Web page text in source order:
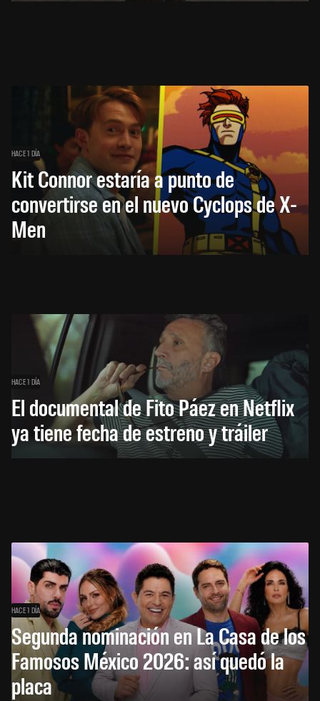
HACE 1 DÍA
Kit Connor estaría a punto de
convertirse en el nuevo Cyclops de X-
Men
HACE 1 DÍA
El documental de Fito Páez en Netflix
ya tiene fecha de estreno y tráiler
HACE 1 DÍA
Segunda nominación en La Casa de los
Famosos México 2026: así quedó la
placa